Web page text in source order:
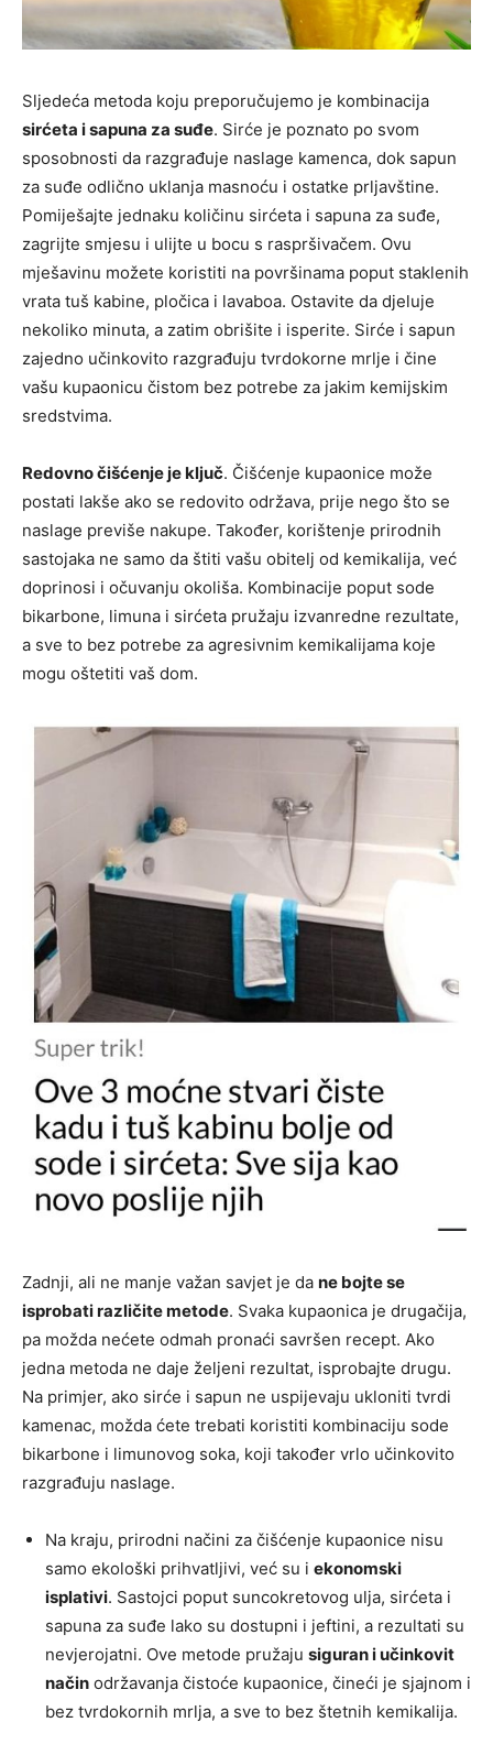
Sljedeća metoda koju preporučujemo je kombinacija
sirćeta i sapuna za suđe. Sirće je poznato po svom
sposobnosti da razgrađuje naslage kamenca, dok sapun
za suđe odlično uklanja masnoću i ostatke prljavštine.
Pomiješajte jednaku količinu sirćeta i sapuna za suđe,
zagrijte smjesu i ulijte u bocu s raspršivačem. Ovu
mješavinu možete koristiti na površinama poput staklenih
vrata tuš kabine, pločica i lavaboa. Ostavite da djeluje
nekoliko minuta, a zatim obrišite i isperite. Sirće i sapun
zajedno učinkovito razgrađuju tvrdokorne mrlje i čine
vašu kupaonicu čistom bez potrebe za jakim kemijskim
sredstvima.
Redovno čišćenje je ključ. Čišćenje kupaonice može
postati lakše ako se redovito održava, prije nego što se
naslage previše nakupe. Također, korištenje prirodnih
sastojaka ne samo da štiti vašu obitelj od kemikalija, već
doprinosi i očuvanju okoliša. Kombinacije poput sode
bikarbone, limuna i sirćeta pružaju izvanredne rezultate,
a sve to bez potrebe za agresivnim kemikalijama koje
mogu oštetiti vaš dom.
Zadnji, ali ne manje važan savjet je da ne bojte se
isprobati različite metode. Svaka kupaonica je drugačija,
pa možda nećete odmah pronaći savršen recept. Ako
jedna metoda ne daje željeni rezultat, isprobajte drugu.
Na primjer, ako sirće i sapun ne uspijevaju ukloniti tvrdi
kamenac, možda ćete trebati koristiti kombinaciju sode
bikarbone i limunovog soka, koji također vrlo učinkovito
razgrađuju naslage.
Na kraju, prirodni načini za čišćenje kupaonice nisu
samo ekološki prihvatljivi, već su i ekonomski
isplativi. Sastojci poput suncokretovog ulja, sirćeta i
sapuna za suđe lako su dostupni i jeftini, a rezultati su
nevjerojatni. Ove metode pružaju siguran i učinkovit
način održavanja čistoće kupaonice, čineći je sjajnom i
bez tvrdokornih mrlja, a sve to bez štetnih kemikalija.